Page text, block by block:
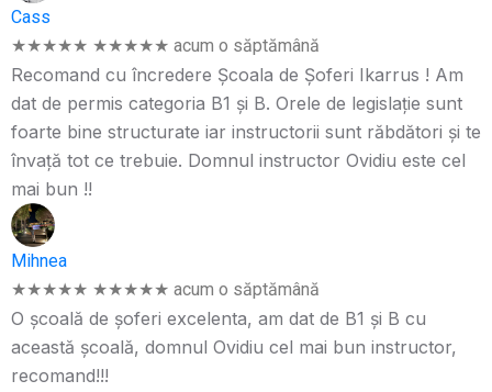
Cass
★★★★★ ★★★★★ acum o săptămână
Recomand cu încredere Școala de Șoferi Ikarrus ! Am
dat de permis categoria B1 și B. Orele de legislație sunt
foarte bine structurate iar instructorii sunt răbdători și te
învață tot ce trebuie. Domnul instructor Ovidiu este cel
mai bun !!
Mihnea
★★★★★ ★★★★★ acum o săptămână
O școală de șoferi excelenta, am dat de B1 și B cu
această școală, domnul Ovidiu cel mai bun instructor,
recomand!!!